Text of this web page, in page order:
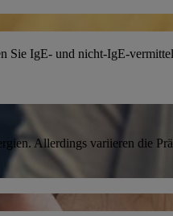
Sie IgE- und nicht-IgE-
Allerdings variieren die